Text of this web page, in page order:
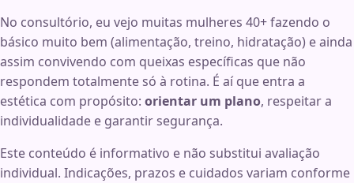
No consultório, eu vejo muitas mulheres 40+ fazendo o
básico muito bem (alimentação, treino, hidratação) e ainda
assim convivendo com queixas específicas que não
respondem totalmente só à rotina. É aí que entra a
estética com propósito: orientar um plano, respeitar a
individualidade e garantir segurança.
Este conteúdo é informativo e não substitui avaliação
individual. Indicações, prazos e cuidados variam conforme